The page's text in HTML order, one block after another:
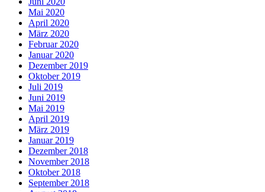
Mai 2020
April 2020
März 2020
Februar 2020
Januar 2020
Dezember 2019
Oktober 2019
Juli 2019
Juni 2019
Mai 2019
April 2019
März 2019
Januar 2019
Dezember 2018
November 2018
Oktober 2018
September 2018